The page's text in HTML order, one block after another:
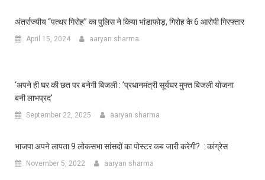
अंतर्राज्यीय ‘‘पत्थर गिरोह” का पुलिस ने किया भांडाफोड़, गिरोह के 6 आरोपी गिरफ्तार
April 15, 2024 aaryan sharma
‘अपने ही घर की छत पर बनेगी बिजली : ’प्रधानमंत्री सूर्यघर मुफ्त बिजली योजना
बनी लाभप्रद’
September 22, 2025 aaryan sharma
भाजपा अपने लापता 9 लोकसभा सांसदों का पोस्टर कब जारी करेगी? : कांग्रेस
November 5, 2022 aaryan sharma